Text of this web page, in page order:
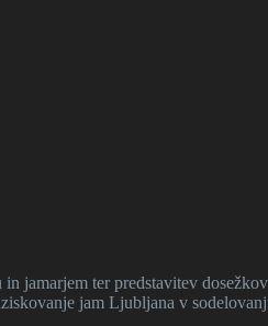
jamarjem ter predstavitev
jam Ljubljana v